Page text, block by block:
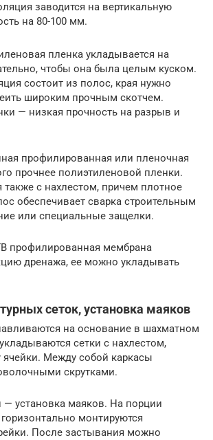
заводится на вертикальную
на 80-100 мм.
пленка укладывается на
чтобы она была целым куском.
состоит из полос, края нужно
широким прочным скотчем.
— низкая прочность на разрыв и
профилированная или пленочная
прочнее полиэтиленовой пленки.
также с нахлестом, причем плотное
обеспечивает сварка строительным
или специальные защелки.
профилированная мембрана
дренажа, ее можно укладывать
сеток, установка маяков
на основание в шахматном
сетки с нахлестом,
Между собой каркасы
скрутками.
установка маяков. На порции
горизонтально монтируются
После застывания можно